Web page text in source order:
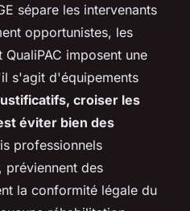
sépare les intervenants
opportunistes, les
imposent une
s'agit d'équipements
croiser les
éviter bien des
professionnels
préviennent des
la conformité légale du